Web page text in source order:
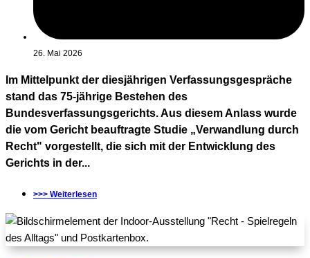
26. Mai 2026
Im Mittelpunkt der diesjährigen Verfassungsgespräche
stand das 75-jährige Bestehen des
Bundesverfassungsgerichts. Aus diesem Anlass wurde
die vom Gericht beauftragte Studie „Verwandlung durch
Recht" vorgestellt, die sich mit der Entwicklung des
Gerichts in der...
>>> Weiterlesen